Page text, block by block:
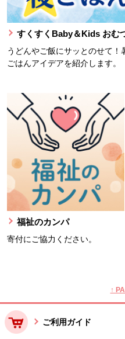
すくすくBaby＆Kids おむ
うどんやご飯にサッとのせて
ごはんアイデアを紹介します。
福祉のカンパ
寄付にご協力ください。
↑
ご利用ガイド